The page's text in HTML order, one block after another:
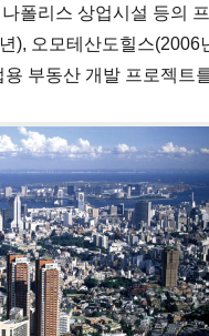
폴리스 상업시설 등의
), 오모테산도힐스(2006
부동산 개발 프로젝트